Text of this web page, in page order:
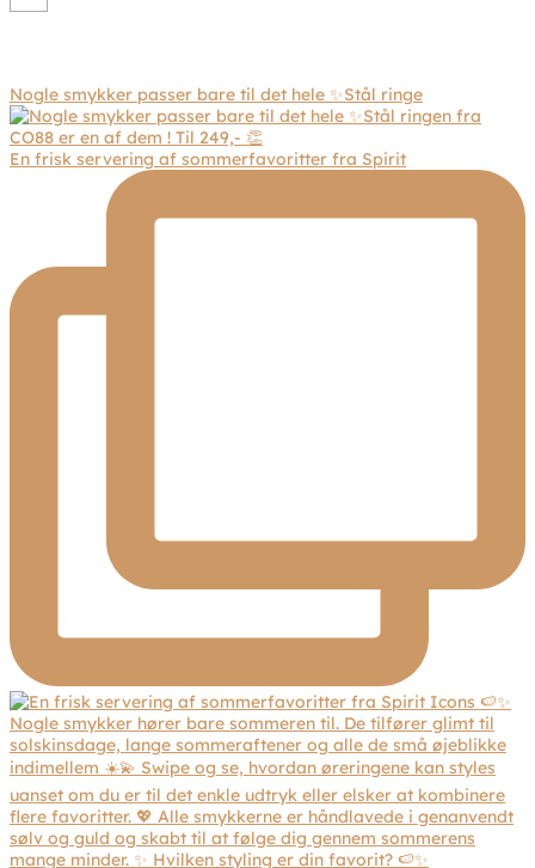
Nogle smykker passer bare til det hele ✨Stål ringe
En frisk servering af sommerfavoritter fra Spirit